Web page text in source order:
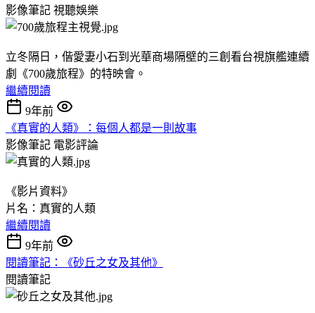
影像筆記 視聽娛樂
立冬隔日，偕愛妻小石到光華商場隔壁的三創看台視旗艦連續
劇《700歲旅程》的特映會。
繼續閱讀
9年前
《真實的人類》：每個人都是一則故事
影像筆記 電影評論
《影片資料》
片名：真實的人類
繼續閱讀
9年前
閱讀筆記：《砂丘之女及其他》
閱讀筆記